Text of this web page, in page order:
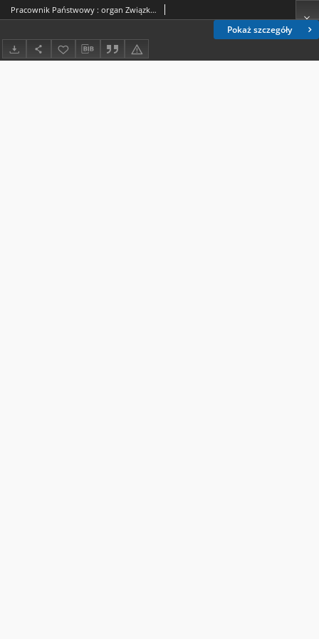
Pokaż szczegóły
Pracownik Państwowy : organ Związku Zawodowego Pracowników Państwowych R. P. - R. 4, nr 12 [39] (1 grudzień 1949)